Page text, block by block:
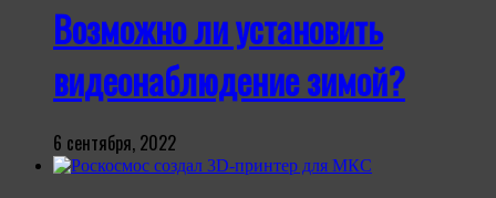
Возможно ли установить
видеонаблюдение зимой?
6 сентября, 2022